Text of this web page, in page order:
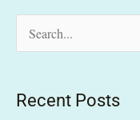
Recent Posts